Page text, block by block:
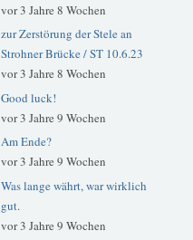
vor 3 Jahre 8 Wochen
zur Zerstörung der Stele an
Strohner Brücke / ST 10.6.23
vor 3 Jahre 8 Wochen
Good luck!
vor 3 Jahre 9 Wochen
Am Ende?
vor 3 Jahre 9 Wochen
Was lange währt, war wirklich
gut.
vor 3 Jahre 9 Wochen